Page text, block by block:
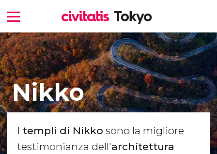
Nikko
I templi di Nikko sono la migliore
testimonianza dell'architettura